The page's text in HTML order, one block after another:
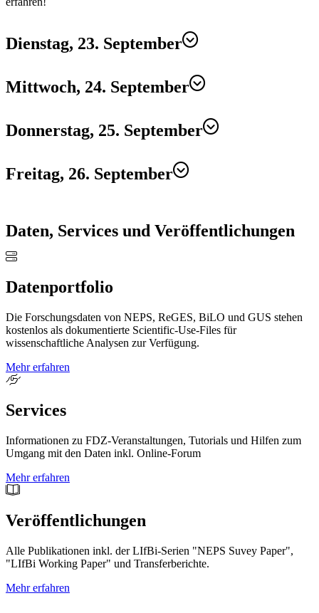
Dienstag, 23. September
Mittwoch, 24. September
Donnerstag, 25. September
Freitag, 26. September
Daten, Services und Veröffentlichungen
Datenportfolio
Die Forschungsdaten von NEPS, ReGES, BiLO und GUS stehen
kostenlos als dokumentierte Scientific-Use-Files für
wissenschaftliche Analysen zur Verfügung.
Mehr erfahren
Services
Informationen zu FDZ-Veranstaltungen, Tutorials und Hilfen zum
Umgang mit den Daten inkl. Online-Forum
Mehr erfahren
Veröffentlichungen
Alle Publikationen inkl. der LIfBi-Serien "NEPS Suvey Paper",
"LIfBi Working Paper" und Transferberichte.
Mehr erfahren